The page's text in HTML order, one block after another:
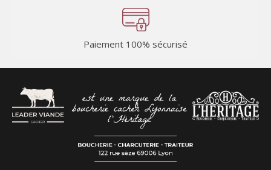
Paiement 100% sécurisé